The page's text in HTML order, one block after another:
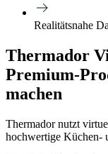
Realitätsnahe
Thermador
Premium-
machen
Thermador nutzt
hochwertige Küchen-